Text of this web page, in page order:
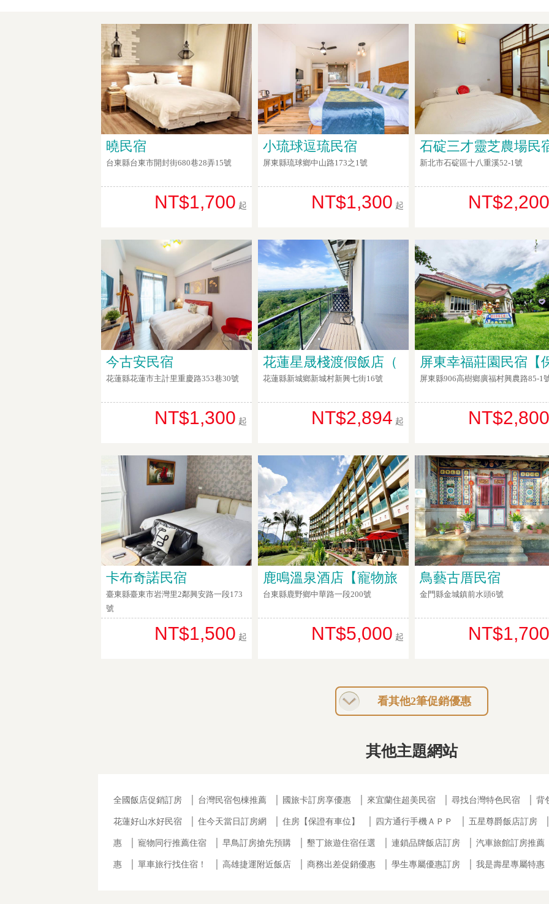
曉民宿
台東縣台東市開封街680巷28弄15號
NT$1,700 起
小琉球逗琉民宿
屏東縣琉球鄉中山路173之1號
NT$1,300 起
石碇三才靈芝農場民
新北市石碇區十八重溪52-1號
NT$2,200
今古安民宿
花蓮縣花蓮市主計里重慶路353巷30號
NT$1,300 起
花蓮星晟棧渡假飯店（
花蓮縣新城鄉新城村新興七街16號
NT$2,894 起
屏東幸福莊園民宿【
屏東縣906高樹鄉廣福村興農路85-1
NT$2,800
卡布奇諾民宿
臺東縣臺東市岩灣里2鄰興安路一段173
號
NT$1,500 起
鹿鳴溫泉酒店【寵物旅
台東縣鹿野鄉中華路一段200號
NT$5,000 起
鳥藝古厝民宿
金門縣金城鎮前水頭6號
NT$1,700
看其他2筆促銷優惠
其他主題網站
全國飯店促銷訂房 台灣民宿包棟推薦 國旅卡訂房享優惠 來宜蘭住超美民宿 尋找台灣特色民宿 背
花蓮好山水好民宿 住今天當日訂房網 住房【保證有車位】 四方通行手機ＡＰＰ 五星尊爵飯店訂房
惠 寵物同行推薦住宿 早鳥訂房搶先預購 墾丁旅遊住宿任選 連鎖品牌飯店訂房 汽車旅館訂房推薦
惠 單車旅行找住宿！ 高雄捷運附近飯店 商務出差促銷優惠 學生專屬優惠訂房 我是壽星專屬特惠